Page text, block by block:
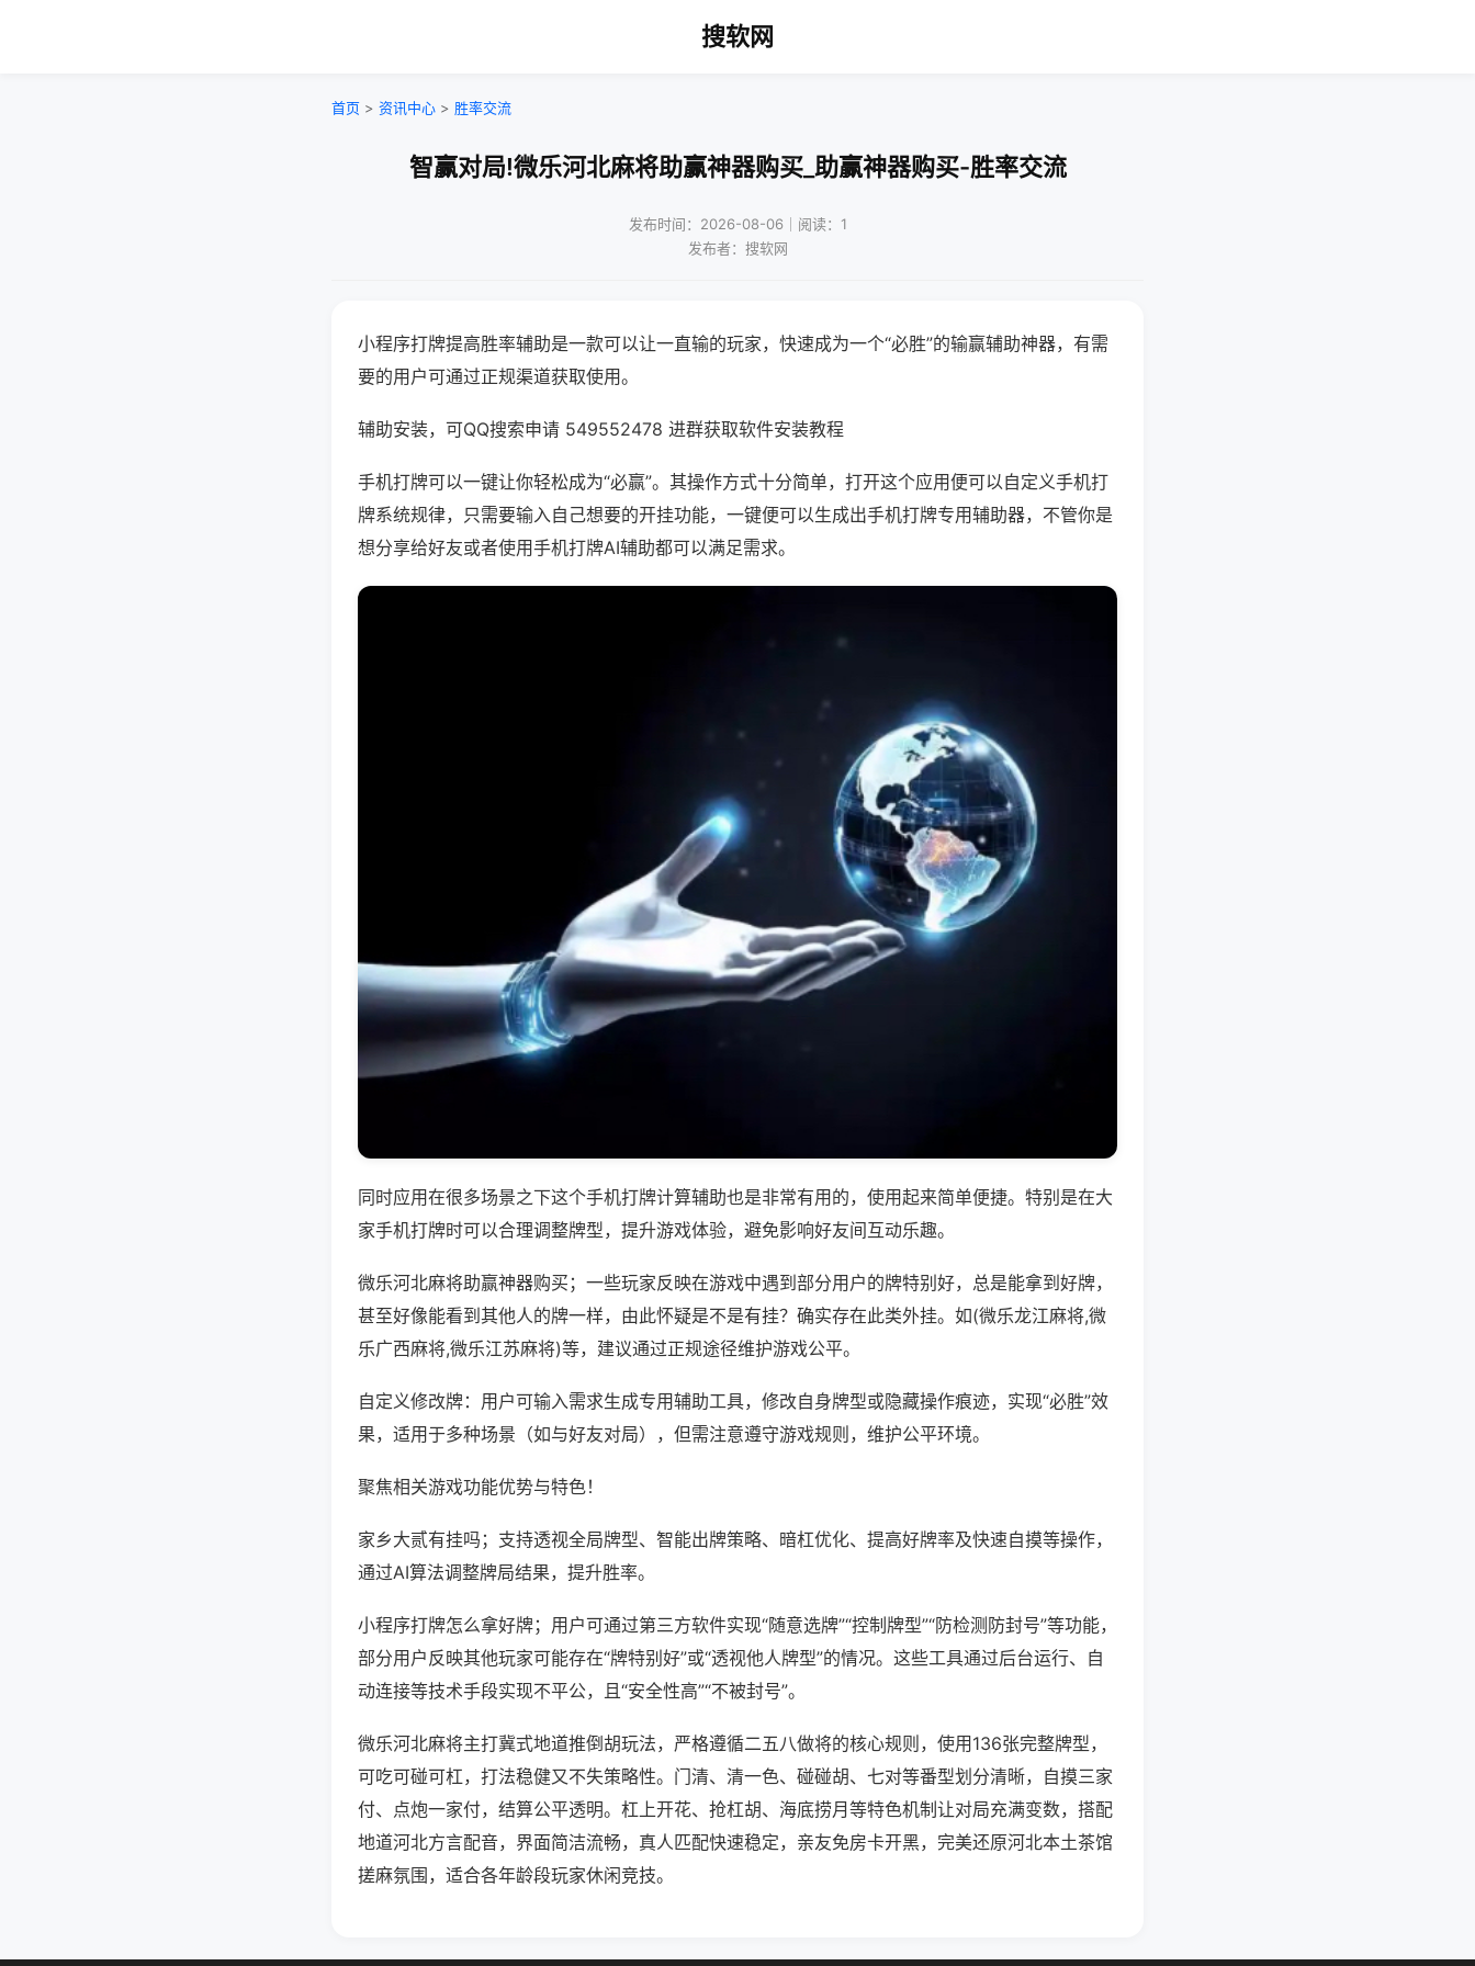
搜软网
首页 > 资讯中心 > 胜率交流
智赢对局!微乐河北麻将助赢神器购买_助赢神器购买-胜率交流
发布时间：2026-08-06｜阅读：1
发布者：搜软网
小程序打牌提高胜率辅助是一款可以让一直输的玩家，快速成为一个“必胜”的输赢辅助神器，有需
要的用户可通过正规渠道获取使用。
辅助安装，可QQ搜索申请 549552478 进群获取软件安装教程
手机打牌可以一键让你轻松成为“必赢”。其操作方式十分简单，打开这个应用便可以自定义手机打
牌系统规律，只需要输入自己想要的开挂功能，一键便可以生成出手机打牌专用辅助器，不管你是
想分享给好友或者使用手机打牌AI辅助都可以满足需求。
同时应用在很多场景之下这个手机打牌计算辅助也是非常有用的，使用起来简单便捷。特别是在大
家手机打牌时可以合理调整牌型，提升游戏体验，避免影响好友间互动乐趣。
微乐河北麻将助赢神器购买；一些玩家反映在游戏中遇到部分用户的牌特别好，总是能拿到好牌，
甚至好像能看到其他人的牌一样，由此怀疑是不是有挂？确实存在此类外挂。如(微乐龙江麻将,微
乐广西麻将,微乐江苏麻将)等，建议通过正规途径维护游戏公平。
自定义修改牌：用户可输入需求生成专用辅助工具，修改自身牌型或隐藏操作痕迹，实现“必胜”效
果，适用于多种场景（如与好友对局），但需注意遵守游戏规则，维护公平环境。
聚焦相关游戏功能优势与特色！
家乡大贰有挂吗；支持透视全局牌型、智能出牌策略、暗杠优化、提高好牌率及快速自摸等操作，
通过AI算法调整牌局结果，提升胜率。
小程序打牌怎么拿好牌；用户可通过第三方软件实现“随意选牌”“控制牌型”“防检测防封号”等功能，
部分用户反映其他玩家可能存在“牌特别好”或“透视他人牌型”的情况。这些工具通过后台运行、自
动连接等技术手段实现不平公，且“安全性高”“不被封号”。
微乐河北麻将主打冀式地道推倒胡玩法，严格遵循二五八做将的核心规则，使用136张完整牌型，
可吃可碰可杠，打法稳健又不失策略性。门清、清一色、碰碰胡、七对等番型划分清晰，自摸三家
付、点炮一家付，结算公平透明。杠上开花、抢杠胡、海底捞月等特色机制让对局充满变数，搭配
地道河北方言配音，界面简洁流畅，真人匹配快速稳定，亲友免房卡开黑，完美还原河北本土茶馆
搓麻氛围，适合各年龄段玩家休闲竞技。